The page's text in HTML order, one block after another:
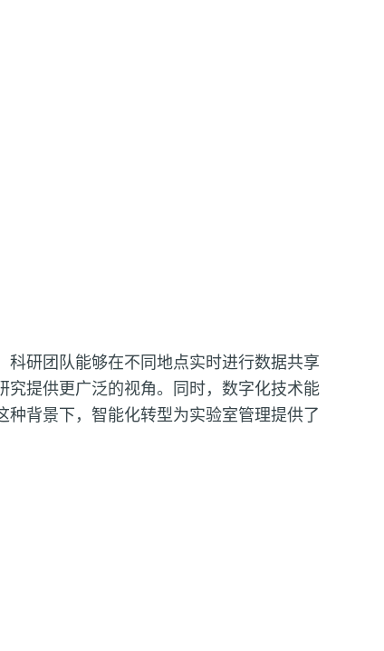
研团队能够在不同地点实时进行数据共享
提供更广泛的视角。同时，数字化技术能
背景下，智能化转型为实验室管理提供了